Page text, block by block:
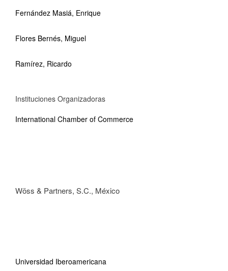
Fernández Masiá, Enrique
Flores Bernés, Miguel
Ramírez, Ricardo
Instituciones Organizadoras
International Chamber of Commerce
Wöss & Partners, S.C., México
Universidad Iberoamericana